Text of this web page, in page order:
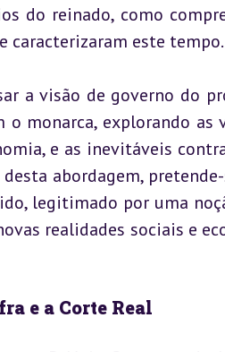
do reinado, como
caracterizaram este tempo.
a visão de governo do
monarca, explorando as
e as inevitáveis
abordagem,
legitimado por uma
realidades sociais e
e a Corte Real